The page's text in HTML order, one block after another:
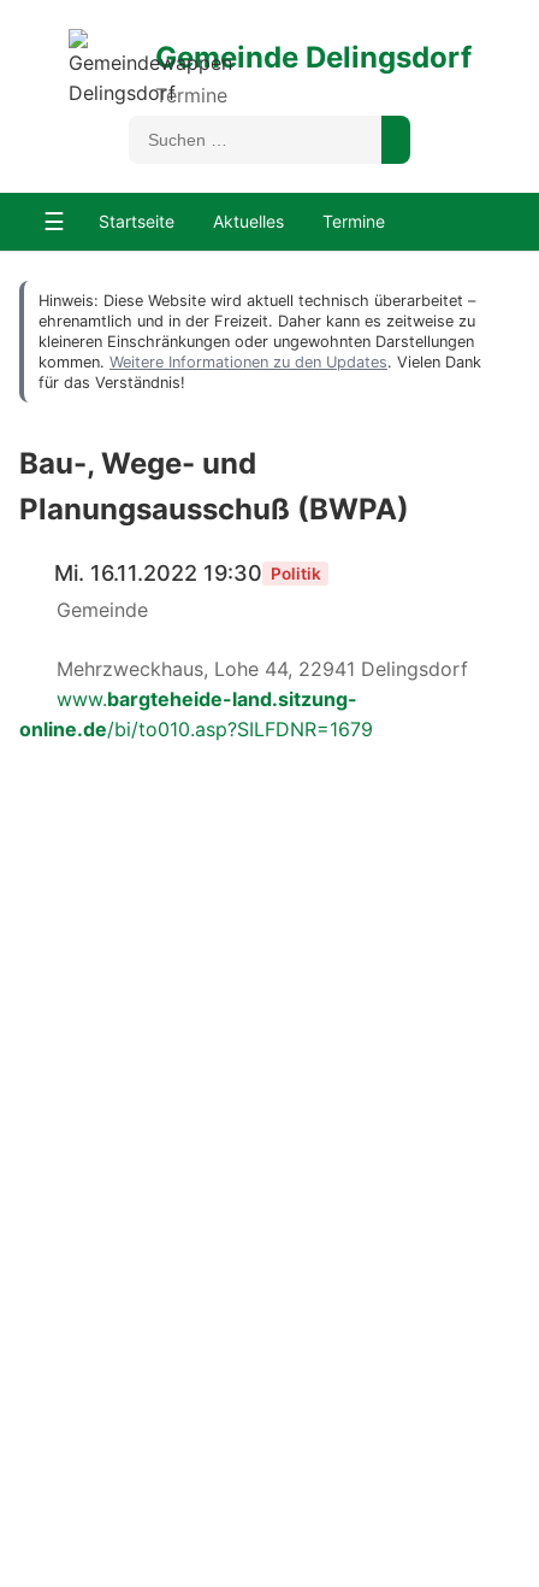
Gemeinde Delingsdorf
Termine
☰ Startseite Aktuelles Termine
Hinweis: Diese Website wird aktuell technisch überarbeitet –
ehrenamtlich und in der Freizeit. Daher kann es zeitweise zu
kleineren Einschränkungen oder ungewohnten Darstellungen
kommen. Weitere Informationen zu den Updates. Vielen Dank
für das Verständnis!
Bau-, Wege- und
Planungsausschuß (BWPA)
Mi. 16.11.2022 19:30 Politik
Gemeinde
Mehrzweckhaus, Lohe 44, 22941 Delingsdorf
www.bargteheide-land.sitzung-
online.de/bi/to010.asp?SILFDNR=1679